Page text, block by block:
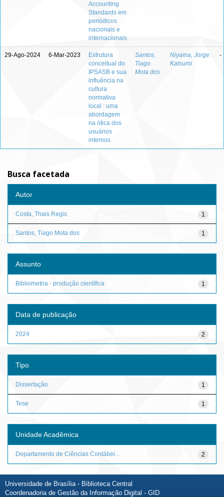
Accounting
Standards em
periódicos
nacionais e
internacionais
29-Ago-2024 6-Mar-2023
Estrutura
conceitual do
IPSASB e sua
influência na
cultura
normativa
local : uma
abordagem
na ótica dos
usuários
internos
Santos,
Tiago
Mota dos
Niyama, Jorge
Katsumi
-
Busca facetada
Autor
1
Costa, Thais Regis
1
Santos, Tiago Mota dos
Assunto
1
Bibliometria - produção científica
Data de publicação
2
2024
Tipo
1
Dissertação
1
Tese
Unidade Acadêmica
2
Departamento de Ciências Contábei...
Universidade de Brasília - Biblioteca Central
Coordenadoria de Gestão da Informação Digital - GID